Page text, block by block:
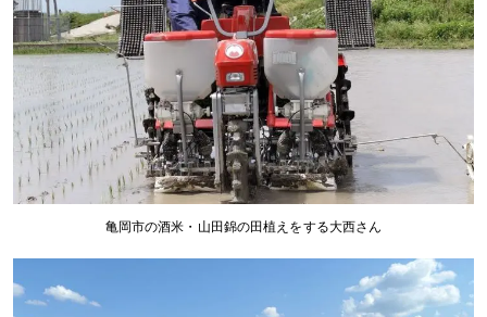
亀岡市の酒米・山田錦の田植えをする大西さん